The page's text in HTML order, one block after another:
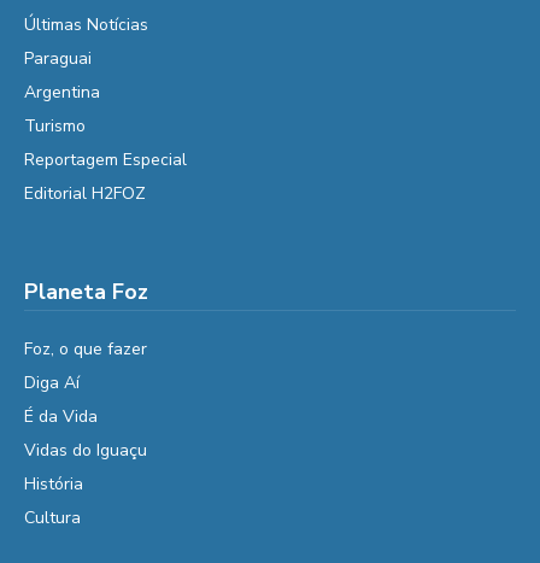
Últimas Notícias
Paraguai
Argentina
Turismo
Reportagem Especial
Editorial H2FOZ
Planeta Foz
Foz, o que fazer
Diga Aí
É da Vida
Vidas do Iguaçu
História
Cultura